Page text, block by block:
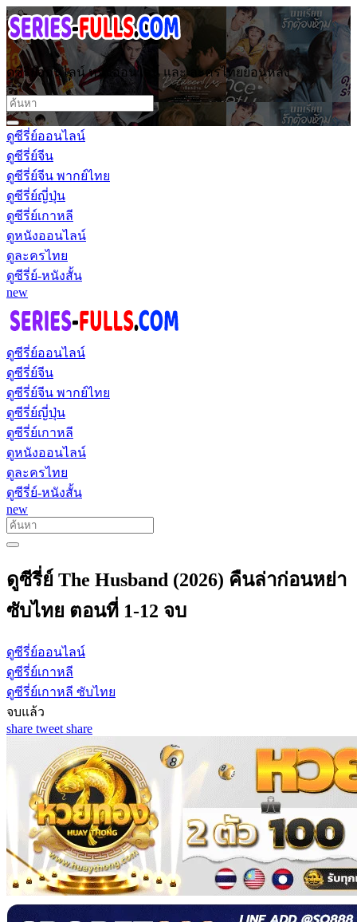
ดูซีรี่ย์ออนไลน์ หนังออนไลน์ และ ละครไทยย้อนหลัง
ดูซีรี่ย์ออนไลน์
ดูซีรี่ย์จีน
ดูซีรี่ย์จีน พากย์ไทย
ดูซีรี่ย์ญี่ปุ่น
ดูซีรี่ย์เกาหลี
ดูหนังออนไลน์
ดูละครไทย
ดูซีรี่ย์-หนังสั้น
new
ดูซีรี่ย์ออนไลน์
ดูซีรี่ย์จีน
ดูซีรี่ย์จีน พากย์ไทย
ดูซีรี่ย์ญี่ปุ่น
ดูซีรี่ย์เกาหลี
ดูหนังออนไลน์
ดูละครไทย
ดูซีรี่ย์-หนังสั้น
new
ดูซีรี่ย์ The Husband (2026) คืนล่าก่อนหย่า
ซับไทย ตอนที่ 1-12 จบ
ดูซีรี่ย์ออนไลน์
ดูซีรี่ย์เกาหลี
ดูซีรี่ย์เกาหลี ซับไทย
จบแล้ว
share tweet share